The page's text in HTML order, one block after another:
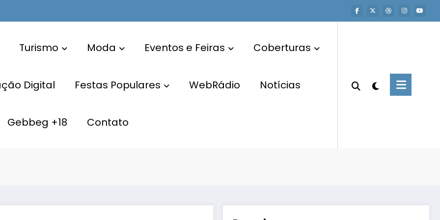
Turismo Moda Eventos e Feiras Coberturas
Digital Festas Populares WebRádio Notícias
Gebbeg +18 Contato